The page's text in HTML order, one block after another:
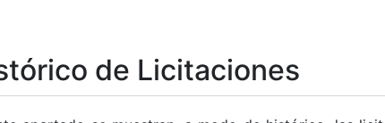
Ocultar de Licitaciones